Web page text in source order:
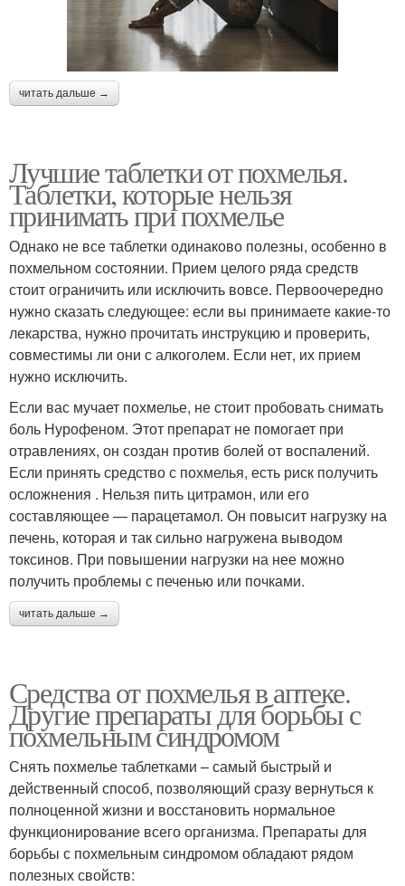
читать дальше →
Лучшие таблетки от похмелья.
Таблетки, которые нельзя
принимать при похмелье
Однако не все таблетки одинаково полезны, особенно в
похмельном состоянии. Прием целого ряда средств
стоит ограничить или исключить вовсе. Первоочередно
нужно сказать следующее: если вы принимаете какие-то
лекарства, нужно прочитать инструкцию и проверить,
совместимы ли они с алкоголем. Если нет, их прием
нужно исключить.
Если вас мучает похмелье, не стоит пробовать снимать
боль Нурофеном. Этот препарат не помогает при
отравлениях, он создан против болей от воспалений.
Если принять средство с похмелья, есть риск получить
осложнения . Нельзя пить цитрамон, или его
составляющее — парацетамол. Он повысит нагрузку на
печень, которая и так сильно нагружена выводом
токсинов. При повышении нагрузки на нее можно
получить проблемы с печенью или почками.
читать дальше →
Средства от похмелья в аптеке.
Другие препараты для борьбы с
похмельным синдромом
Снять похмелье таблетками – самый быстрый и
действенный способ, позволяющий сразу вернуться к
полноценной жизни и восстановить нормальное
функционирование всего организма. Препараты для
борьбы с похмельным синдромом обладают рядом
полезных свойств: